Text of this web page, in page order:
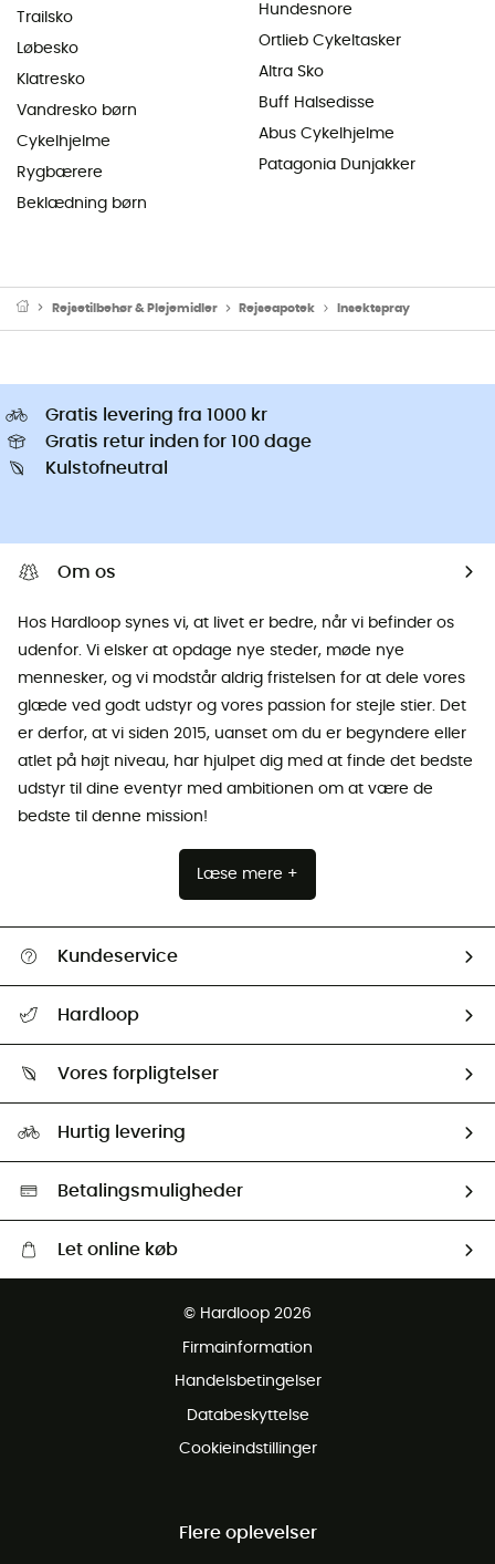
Trailsko
Løbesko
Klatresko
Vandresko børn
Cykelhjelme
Rygbærere
Beklædning børn
Hundesnore
Ortlieb Cykeltasker
Altra Sko
Buff Halsedisse
Abus Cykelhjelme
Patagonia Dunjakker
Rejsetilbehør & Plejemidler Rejseapotek Insektspray
Gratis levering fra 1000 kr
Gratis retur inden for 100 dage
Kulstofneutral
Om os
Hos Hardloop synes vi, at livet er bedre, når vi befinder os
udenfor. Vi elsker at opdage nye steder, møde nye
mennesker, og vi modstår aldrig fristelsen for at dele vores
glæde ved godt udstyr og vores passion for stejle stier. Det
er derfor, at vi siden 2015, uanset om du er begyndere eller
atlet på højt niveau, har hjulpet dig med at finde det bedste
udstyr til dine eventyr med ambitionen om at være de
bedste til denne mission!
Læse mere +
Kundeservice
Returnering & Tilbagebetaling
Hardloop
Our ambassadors
Vores forpligtelser
HardGreen Udvalg
Hurtig levering
Betalingsmuligheder
Let online køb
© Hardloop 2026
Firmainformation
Handelsbetingelser
Databeskyttelse
Cookieindstillinger
Flere oplevelser